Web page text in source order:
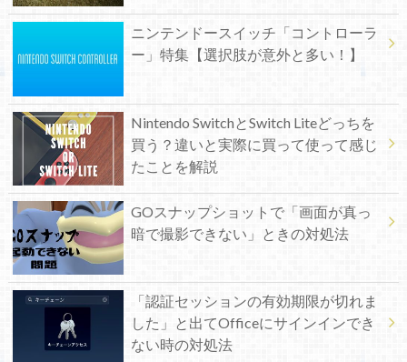
ニンテンドースイッチ「コントローラ
ー」特集【選択肢が意外と多い！】
Nintendo SwitchとSwitch Liteどっちを
買う？違いと実際に買って使って感じ
たことを解説
GOスナップショットで「画面が真っ
暗で撮影できない」ときの対処法
「認証セッションの有効期限が切れま
した」と出てOfficeにサインインでき
ない時の対処法